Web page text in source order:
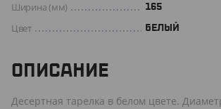
Ширина (мм) 165
Цвет БЕЛЫЙ
ОПИСАНИЕ
Десертная тарелка в белом цвете.